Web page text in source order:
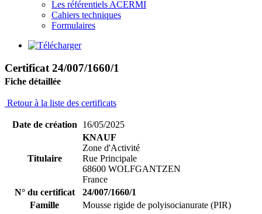
Les référentiels ACERMI
Cahiers techniques
Formulaires
Certificat 24/007/1660/1
Fiche détaillée
Retour à la liste des certificats
Date de création 16/05/2025
Titulaire
KNAUF
Zone d'Activité
Rue Principale
68600 WOLFGANTZEN
France
N° du certificat
24/007/1660/1
Famille
Mousse rigide de polyisocianurate (PIR)